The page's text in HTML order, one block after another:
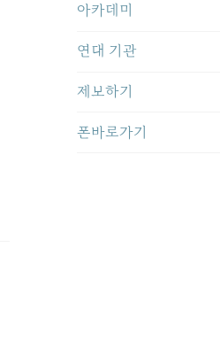
아카데미
연대 기관
제보하기
폰바로가기